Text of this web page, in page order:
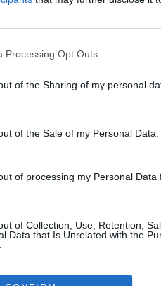
Processing Opt Outs
of the Sharing of my personal
of the Sale of my Personal Data.
of processing my Personal Data
of Collection, Use, Retention,
Data that Is Unrelated with the
laget på et gammelt